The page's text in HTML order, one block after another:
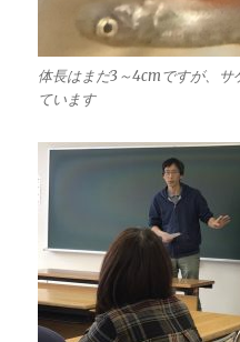
体長はまだ3～4cmですが、サ
ています